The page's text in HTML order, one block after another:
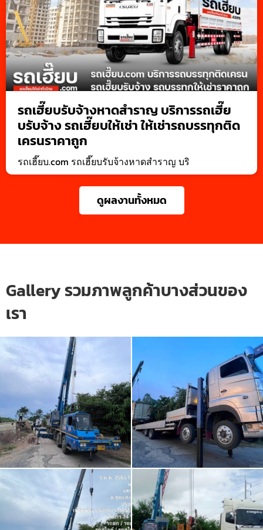
รถเฮี๊ยบรับจ้างหาดสำราญ บริการรถเฮี๊ย
บรับจ้าง รถเฮี๊ยบให้เช่า ให้เช่ารถบรรทุกติด
เครนราคาถูก
รถเฮี๊ยบ.com รถเฮี๊ยบรับจ้างหาดสำราญ บริ
ดูผลงานทั้งหมด
Gallery รวมภาพลูกค้าบางส่วนของ
เรา